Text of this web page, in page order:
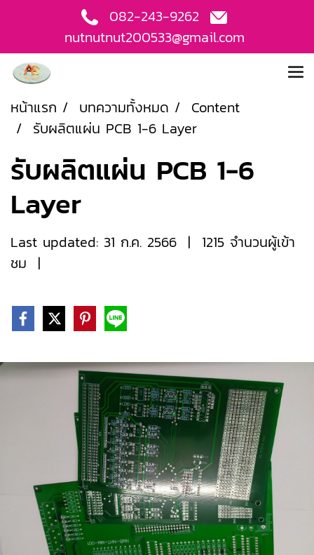
082-243-9262
nutnutnut200533@gmail.com
หน้าแรก บทความทั้งหมด
Content
รับผลิตแผ่น PCB 1-6 Layer
รับผลิตแผ่น PCB 1-6
Layer
Last updated: 31 ก.ค. 2566 | 1215 จำนวนผู้เข้า
ชม |